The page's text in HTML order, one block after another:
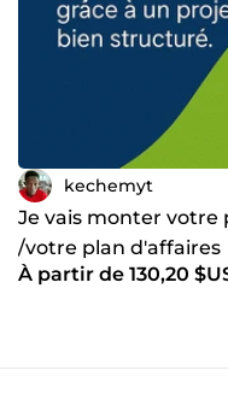
kechemyt
Je vais monter
/votre plan d'affaires
À partir de 130,20